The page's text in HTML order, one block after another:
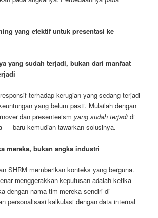
yang efektif untuk presentasi ke
yang sudah terjadi, bukan dari manfaat
terhadap kerugian yang sedang terjadi
yang belum pasti. Mulailah dengan
dan presenteeism yang sudah terjadidi
— baru kemudian tawarkan solusinya.
mereka, bukan angka industri
SHRM memberikan konteks yang berguna.
menggerakkan keputusan adalah ketika
dengan nama tim mereka sendiri di
personalisasi kalkulasi dengan data internal